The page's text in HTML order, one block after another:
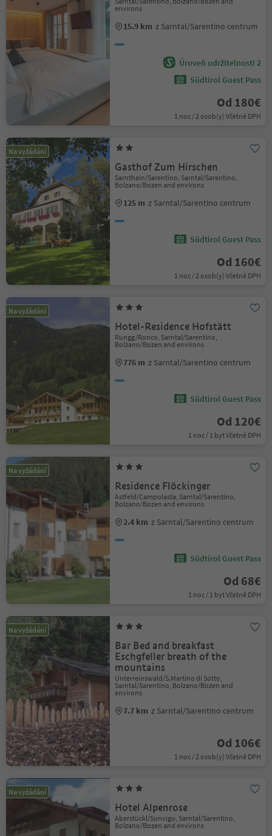
environs
15.9 km z Sarntal/Sarentino centrum
Úroveň udržitelnosti 2
Südtirol Guest Pass
Od 180€
1 noc / 2 osob(y) Včetně DPH
Na vyžádání
Gasthof Zum Hirschen
Sarnthein/Sarentino, Sarntal/Sarentino,
Bolzano/Bozen and environs
125 m z Sarntal/Sarentino centrum
Südtirol Guest Pass
Od 160€
1 noc / 2 osob(y) Včetně DPH
Na vyžádání
Hotel-Residence Hofstätt
Rungg/Ronco, Sarntal/Sarentino,
Bolzano/Bozen and environs
776 m z Sarntal/Sarentino centrum
Südtirol Guest Pass
Od 120€
1 noc / 1 byt Včetně DPH
Na vyžádání
Residence Flöckinger
Astfeld/Campolasta, Sarntal/Sarentino,
Bolzano/Bozen and environs
2.4 km z Sarntal/Sarentino centrum
Südtirol Guest Pass
Od 68€
1 noc / 1 byt Včetně DPH
Na vyžádání
Bar Bed and breakfast
Eschgfeller breath of the
mountains
Unterreinswald/S.Martino di Sotto,
Sarntal/Sarentino, Bolzano/Bozen and
environs
7.7 km z Sarntal/Sarentino centrum
Od 106€
1 noc / 2 osob(y) Včetně DPH
Na vyžádání
Hotel Alpenrose
Aberstückl/Sonvigo, Sarntal/Sarentino,
Bolzano/Bozen and environs